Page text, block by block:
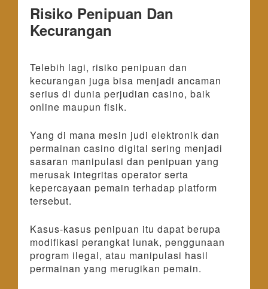
Risiko Penipuan Dan
Kecurangan
Telebih lagi, risiko penipuan dan
kecurangan juga bisa menjadi ancaman
serius di dunia perjudian casino, baik
online maupun fisik.
Yang di mana mesin judi elektronik dan
permainan casino digital sering menjadi
sasaran manipulasi dan penipuan yang
merusak integritas operator serta
kepercayaan pemain terhadap platform
tersebut.
Kasus-kasus penipuan itu dapat berupa
modifikasi perangkat lunak, penggunaan
program ilegal, atau manipulasi hasil
permainan yang merugikan pemain.